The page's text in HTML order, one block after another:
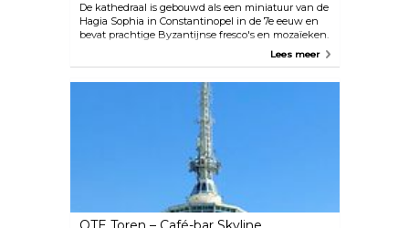
De kathedraal is gebouwd als een miniatuur van de
Hagia Sophia in Constantinopel in de 7e eeuw en
bevat prachtige Byzantijnse fresco's en mozaïeken.
Agia Sofia is één van de oudste kerken in de stad
Lees meer